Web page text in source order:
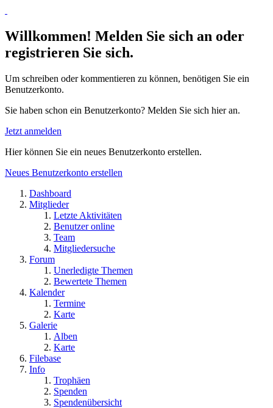
Willkommen! Melden Sie sich an oder
registrieren Sie sich.
Um schreiben oder kommentieren zu können, benötigen Sie ein
Benutzerkonto.
Sie haben schon ein Benutzerkonto? Melden Sie sich hier an.
Jetzt anmelden
Hier können Sie ein neues Benutzerkonto erstellen.
Neues Benutzerkonto erstellen
Dashboard
Mitglieder
Letzte Aktivitäten
Benutzer online
Team
Mitgliedersuche
Forum
Unerledigte Themen
Bewertete Themen
Kalender
Termine
Karte
Galerie
Alben
Karte
Filebase
Info
Trophäen
Spenden
Spendenübersicht